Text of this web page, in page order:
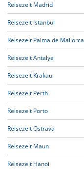
Reisezeit Madrid
Reisezeit Istanbul
Reisezeit Palma de Mallorca
Reisezeit Antalya
Reisezeit Krakau
Reisezeit Perth
Reisezeit Porto
Reisezeit Ostrava
Reisezeit Maun
Reisezeit Hanoi